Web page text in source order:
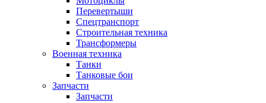
Перевертыши
Спецтранспорт
Строительная техника
Трансформеры
Военная техника
Танки
Танковые бои
Запчасти
Запчасти